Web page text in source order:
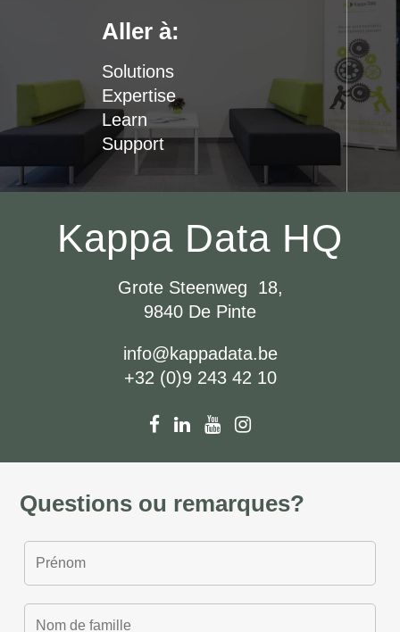
Aller à:
Solutions
Expertise
Learn
Support
Kappa Data HQ
Grote Steenweg 18,
9840 De Pinte
info@kappadata.be
+32 (0)9 243 42 10
Questions ou remarques?